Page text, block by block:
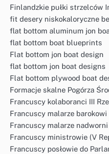
Finlandzkie pułki strzelców
fit desery niskokaloryczne
flat bottom aluminum jon
flat bottom boat blueprints
Flat bottom jon boat design
flat bottom jon boat designs
Flat bottom plywood boat
Formacje skalne Pogórza
Francuscy kolaboranci III
Francuscy malarze barokowi
Francuscy malarze nadworni
Francuscy ministrowie (V
Francuscy posłowie do